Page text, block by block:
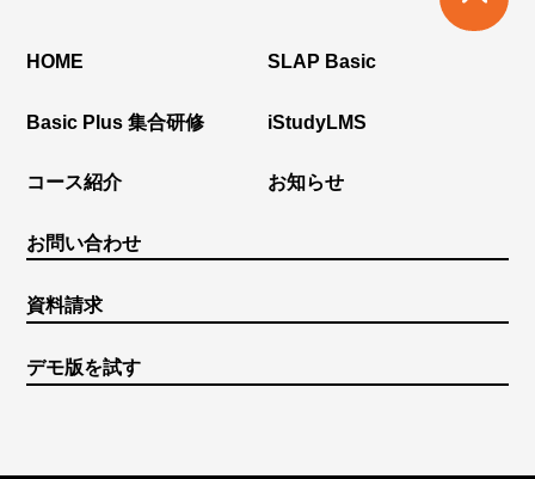
HOME SLAP Basic
Basic Plus 集合研修 iStudyLMS
コース紹介 お知らせ
お問い合わせ
資料請求
デモ版を試す